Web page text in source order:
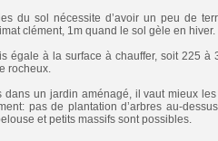
du sol nécessite d’avoir un peu de
clément, 1m quand le sol gèle en hiver.
égale à la surface à chauffer, soit 225
rocheux.
dans un jardin aménagé, il vaut mieux
pas de plantation d’arbres au-
et petits massifs sont possibles.